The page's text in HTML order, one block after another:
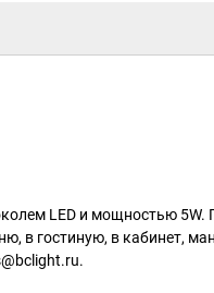
LED и мощностью
в гостиную, в кабинет,